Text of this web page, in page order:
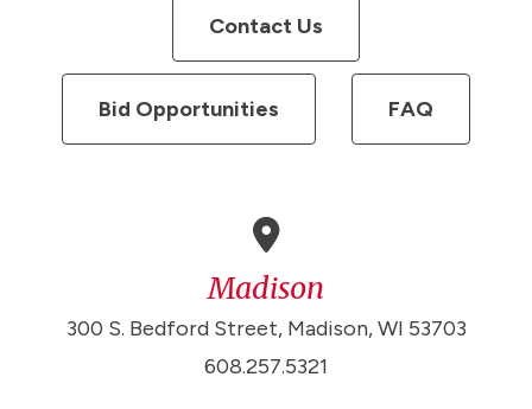
Contact Us
Bid Opportunities FAQ
Madison
300 S. Bedford Street, Madison, WI 53703
608.257.5321